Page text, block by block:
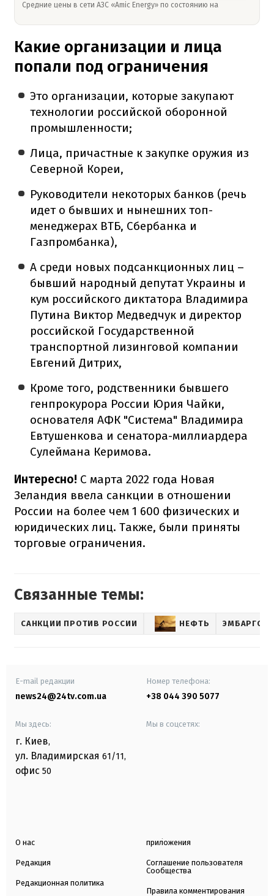
Средние цены в сети АЗС «Amic Energy» по состоянию на
Какие организации и лица
попали под ограничения
Это организации, которые закупают
технологии российской оборонной
промышленности;
Лица, причастные к закупке оружия из
Северной Кореи,
Руководители некоторых банков (речь
идет о бывших и нынешних топ-
менеджерах ВТБ, Сбербанка и
Газпромбанка),
А среди новых подсанкционных лиц –
бывший народный депутат Украины и
кум российского диктатора Владимира
Путина Виктор Медведчук и директор
российской Государственной
транспортной лизинговой компании
Евгений Дитрих,
Кроме того, родственники бывшего
генпрокурора России Юрия Чайки,
основателя АФК "Система" Владимира
Евтушенкова и сенатора-миллиардера
Сулеймана Керимова.
Интересно! С марта 2022 года Новая
Зеландия ввела санкции в отношении
России на более чем 1 600 физических и
юридических лиц. Также, были приняты
торговые ограничения.
Связанные темы:
САНКЦИИ ПРОТИВ РОССИИ НЕФТЬ ЭМБАРГО
E-mail редакции
news24@24tv.com.ua
Номер телефона:
+38 044 390 5077
Мы здесь:
г. Киев,
ул. Владимирская 61/11,
офис 50
Мы в соцсетях:
О нас
Редакция
Редакционная политика
приложения
Соглашение пользователя
Сообщества
Правила комментирования